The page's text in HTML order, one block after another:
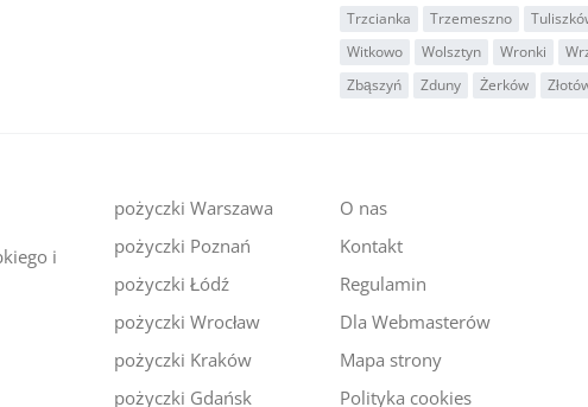
Trzcianka
Trzemeszno
Witkowo
Wolsztyn Wronki
Zbąszyń
Zduny Żerków
pożyczki Warszawa
pożyczki Poznań
pożyczki Łódź
pożyczki Wrocław
pożyczki Kraków
pożyczki Gdańsk
O nas
Kontakt
Regulamin
Dla Webmasterów
Mapa strony
Polityka cookies
i